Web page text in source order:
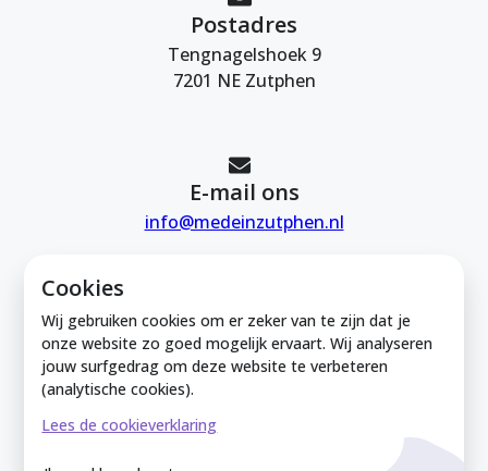
Cookies
Wij gebruiken cookies om er zeker van te zijn dat je
onze website zo goed mogelijk ervaart. Wij analyseren
jouw surfgedrag om deze website te verbeteren
(analytische cookies).
Lees de cookieverklaring
Postadres
Tengnagelshoek 9
7201 NE Zutphen
E-mail ons
info@medeinzutphen.nl
Mede in Zutphen is onderdeel van de
Zutphense Uitdaging. KVK Zutphense
Uitdaging: 08212926